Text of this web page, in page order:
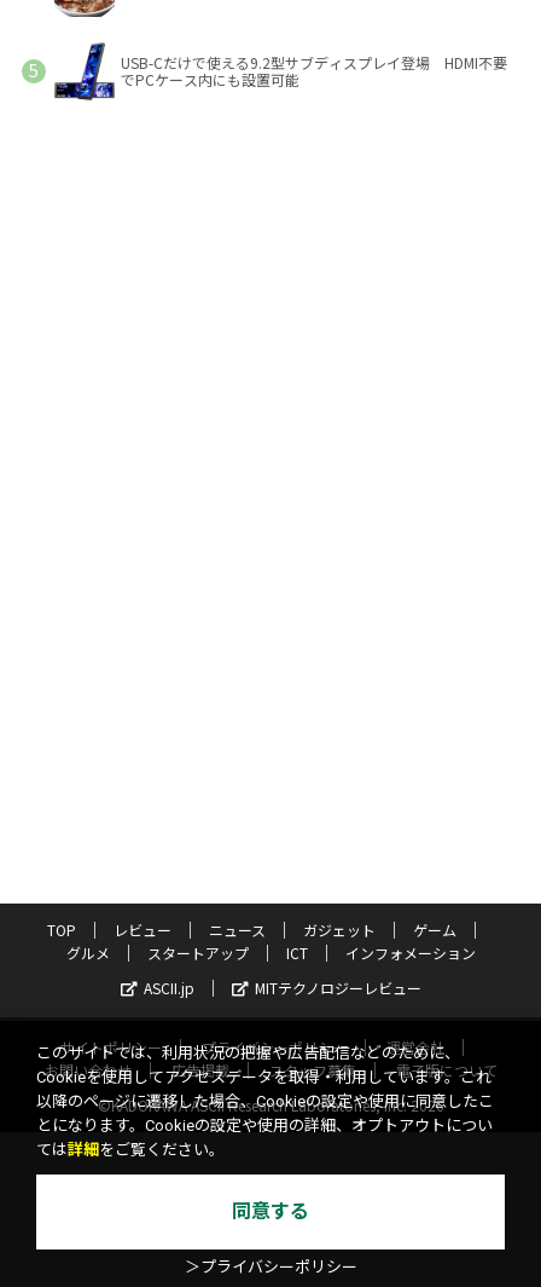
USB-Cだけで使える9.2型サブディスプレイ登場 HDMI不要
でPCケース内にも設置可能
TOP レビュー ニュース ガジェット
ゲーム
グルメ
スタートアップ ICT
インフォメーション
ASCII.jp
MITテクノロジーレビュー
サイトポリシー プライバシーポリシー
運営会社
お問い合わせ
広告掲載 スタッフ募集
電子版について
©KADOKAWA ASCII Research Laboratories, Inc. 2026
このサイトでは、利用状況の把握や広告配信などのために、
Cookieを使用してアクセスデータを取得・利用しています。これ
以降のページに遷移した場合、Cookieの設定や使用に同意したこ
とになります。Cookieの設定や使用の詳細、オプトアウトについ
ては詳細 をご覧ください。
同意する
＞プライバシーポリシー